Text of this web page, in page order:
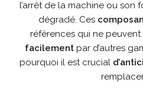
l’arrêt de la machine ou son
dégradé. Ces
références qui ne peuvent
facilement par d’autres
pourquoi il est crucial